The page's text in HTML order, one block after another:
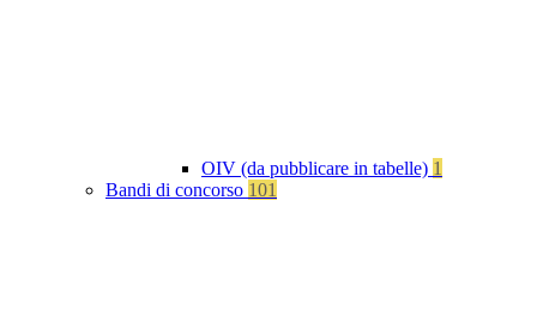
OIV (da pubblicare in tabelle) 1
Bandi di concorso 101